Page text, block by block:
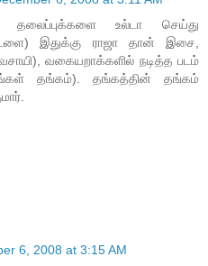
தலைப்புக்களை உல்டா செய்து
இதுக்கு ராஜா தான் இசை,
வகையறாக்களில் நடித்த படம்
தங்கம்). தங்கத்தின் தங்கம்
6, 2008 at 3:15 AM